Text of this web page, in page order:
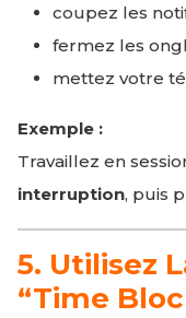
coupez les
fermez les
mettez votre
Exemple :
Travaillez en
interruption, puis
5. Utilisez
“time